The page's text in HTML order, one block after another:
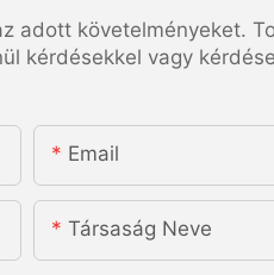
adott követelményeket.
kérdésekkel vagy
Email
Társaság Neve